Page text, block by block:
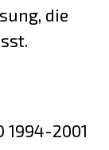
die
1994-2001